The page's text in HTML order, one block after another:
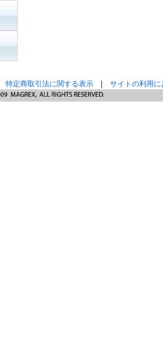
特定商取引法に関する表示 サイトの利用に